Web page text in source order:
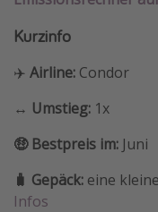
Kurzinfo
✈️ Airline: Condor
↔️ Umstieg: 1x
🤑 Bestpreis im: Juni
🧳 Gepäck: eine
Infos